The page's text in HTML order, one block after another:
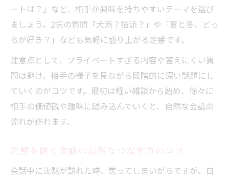
友達同士で試したい会話の質問アイデア
会話が苦手でも使える盛り上がる話題集
ートは？」など、相手が興味を持ちやすいテーマを選び
ましょう。2択の質問「犬派？猫派？」や「夏と冬、どっ
ちが好き？」なども気軽に盛り上がる定番です。
注意点として、プライベートすぎる内容や答えにくい質
問は避け、相手の様子を見ながら段階的に深い話題にし
ていくのがコツです。最初は軽い雑談から始め、徐々に
相手の価値観や趣味に踏み込んでいくと、自然な会話の
流れが作れます。
沈黙を防ぐ会話の自然なつなぎ方のコツ
会話中に沈黙が訪れた時、焦ってしまいがちですが、自